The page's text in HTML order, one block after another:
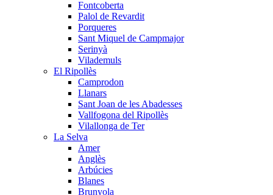
Fontcoberta
Palol de Revardit
Porqueres
Sant Miquel de Campmajor
Serinyà
Vilademuls
El Ripollès
Camprodon
Llanars
Sant Joan de les Abadesses
Vallfogona del Ripollès
Vilallonga de Ter
La Selva
Amer
Anglès
Arbúcies
Blanes
Brunyola